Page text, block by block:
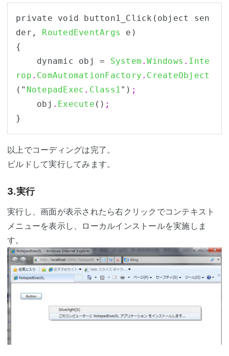
private void button1_Click(object sen
der, RoutedEventArgs
e)
{
    dynamic obj =
System .Windows . Inte
rop . ComAutomationFactory . CreateObject
(" NotepadExec . Class1") ;
    obj
. Execute () ;
以上でコーディングは完了。
ビルドして実行してみます。
3.実行
実行し、画面が表示されたら右クリックでコンテキスト
メニューを表示し、ローカルインストールを実施しま
す。